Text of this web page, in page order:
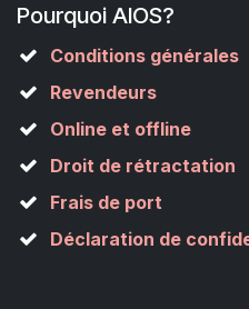
Pourquoi AIOS?
Conditions générales
Revendeurs
Online et offline
Droit de rétractation
Frais de port
Déclaration de